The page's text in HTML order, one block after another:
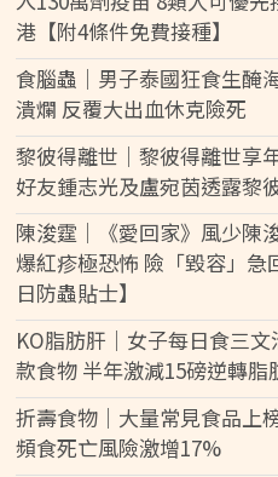
港【附4條件免費接種】
食腦蟲｜男子泰國狂食生醃
潰爛 反覆大出血休克險死
黎彼得離世｜黎彼得離世享
好友鍾志光及盧宛茵透露黎
陳浚霆｜《愛回家》風少陳
爆紅疹極恐怖 險「毀容」
日防蟲貼士】
KO脂肪肝｜女子每日食三
款食物 半年激減15磅逆轉脂
折壽食物｜大量常見食品上
頻食死亡風險激增17%